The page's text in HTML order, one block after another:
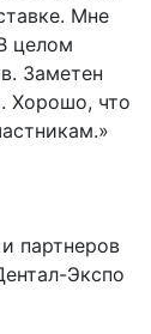
Мне
целом
Заметен
Хорошо, что
партнеров
Экспо